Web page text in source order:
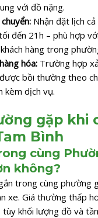
với đồ nặng.
Nhận đặt lịch
đến 21h – phù hợp
hàng trong
hóa: Trường hợp
bồi thường theo
kèm dịch vụ.
gặp khi
Bình
cùng
không?
trong cùng phường
xe. Giá thường thấp
khối lượng đồ và